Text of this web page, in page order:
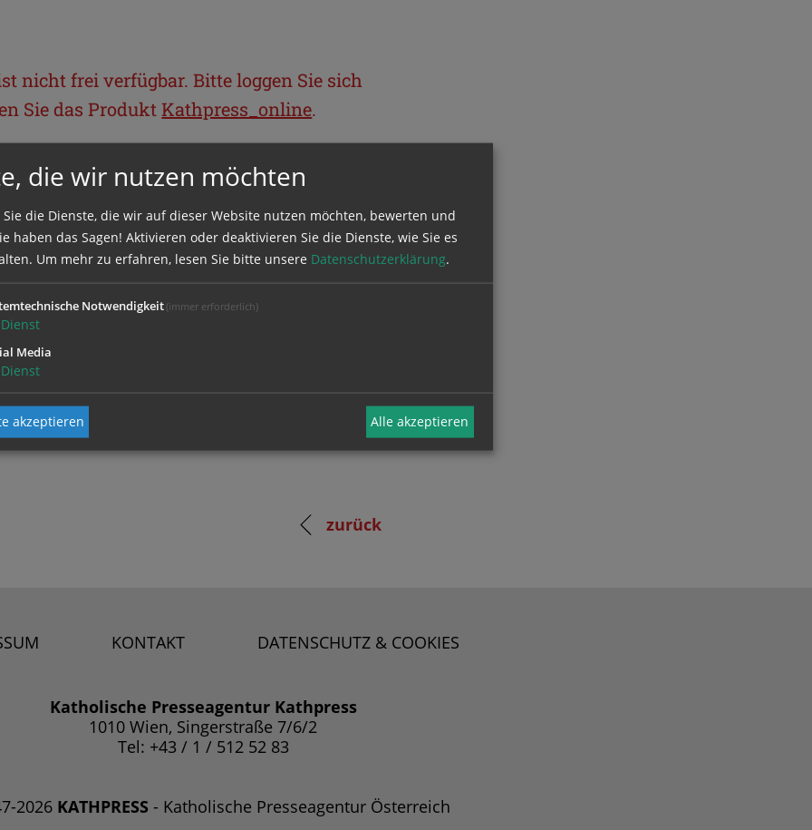
nicht frei verfügbar. Bitte loggen Sie sich
Sie das Produkt Kathpress_online.
sich mit Ihrem Benutzernamen und
zurück
KONTAKT DATENSCHUTZ & COOKIES
Katholische Presseagentur Kathpress
1010 Wien, Singerstraße 7/6/2
Tel: +43 / 1 / 512 52 83
2026 KATHPRESS - Katholische Presseagentur Österreich
die wir nutzen möchten
Sie die Dienste, die wir auf dieser Website nutzen möchten, bewerten und
haben das Sagen! Aktivieren oder deaktivieren Sie die Dienste, wie Sie es
Um mehr zu erfahren, lesen Sie bitte unsere Datenschutzerklärung.
Notwendigkeit (immer erforderlich)
Dienst
Media
Dienst
akzeptieren Alle akzeptieren